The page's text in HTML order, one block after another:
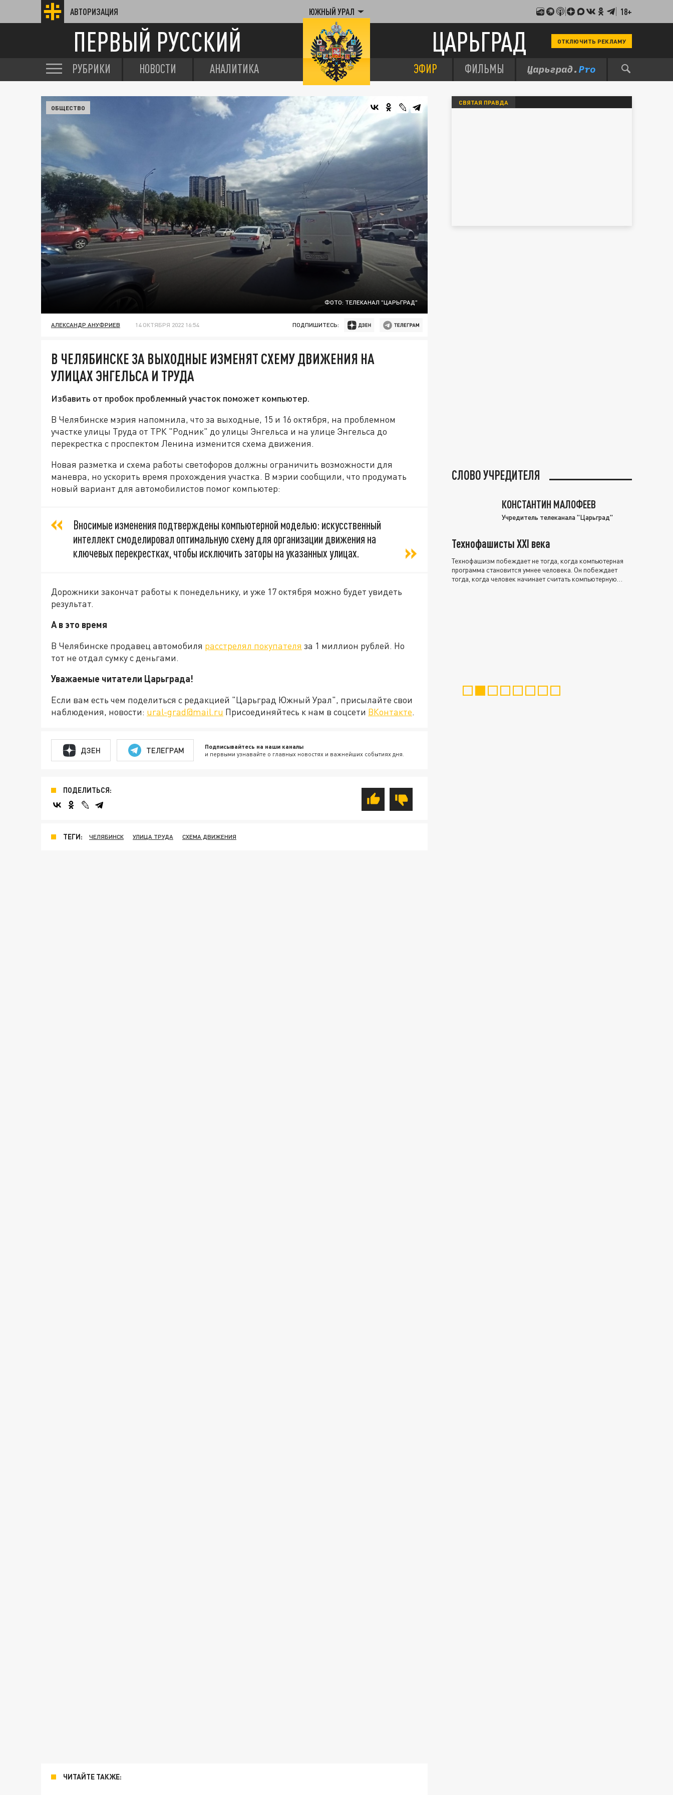
АВТОРИЗАЦИЯ ЮЖНЫЙ УРАЛ 18+
ПЕРВЫЙ РУССКИЙ ЦАРЬГРАД ОТКЛЮЧИТЬ РЕКЛАМУ
РУБРИКИ НОВОСТИ АНАЛИТИКА ЭФИР ФИЛЬМЫ
ФОТО: ТЕЛЕКАНАЛ "ЦАРЬГРАД"
ОБЩЕСТВО
АЛЕКСАНДР АНУФРИЕВ 14 ОКТЯБРЯ 2022 16:54 ПОДПИШИТЕСЬ:
В ЧЕЛЯБИНСКЕ ЗА ВЫХОДНЫЕ ИЗМЕНЯТ СХЕМУ ДВИЖЕНИЯ НА
УЛИЦАХ ЭНГЕЛЬСА И ТРУДА
Избавить от пробок проблемный участок поможет компьютер.
В Челябинске мэрия напомнила, что за выходные, 15 и 16 октября, на проблемном
участке улицы Труда от ТРК "Родник" до улицы Энгельса и на улице Энгельса до
перекрестка с проспектом Ленина изменится схема движения.
Новая разметка и схема работы светофоров должны ограничить возможности для
маневра, но ускорить время прохождения участка. В мэрии сообщили, что продумать
новый вариант для автомобилистов помог компьютер:
Вносимые изменения подтверждены компьютерной моделью: искусственный
интеллект смоделировал оптимальную схему для организации движения на
ключевых перекрестках, чтобы исключить заторы на указанных улицах.
Дорожники закончат работы к понедельнику, и уже 17 октября можно будет увидеть
результат.
А в это время
В Челябинске продавец автомобиля расстрелял покупателя за 1 миллион рублей. Но
тот не отдал сумку с деньгами.
Уважаемые читатели Царьграда!
Если вам есть чем поделиться с редакцией "Царьград Южный Урал", присылайте свои
наблюдения, новости: ural-grad@mail.ru Присоединяйтесь к нам в соцсети ВКонтакте.
ДЗЕН ТЕЛЕГРАМ Подписывайтесь на наши каналы
и первыми узнавайте о главных новостях и важнейших событиях дня.
ПОДЕЛИТЬСЯ:
ТЕГИ: ЧЕЛЯБИНСК УЛИЦА ТРУДА СХЕМА ДВИЖЕНИЯ
ЧИТАЙТЕ ТАКЖЕ:
СВЯТАЯ ПРАВДА
СЛОВО УЧРЕДИТЕЛЯ
КОНСТАНТИН МАЛОФЕЕВ
Учредитель телеканала "Царьград"
Технофашисты XXI века
Технофашизм побеждает не тогда, когда компьютерная
программа становится умнее человека. Он побеждает
тогда, когда человек начинает считать компьютерную